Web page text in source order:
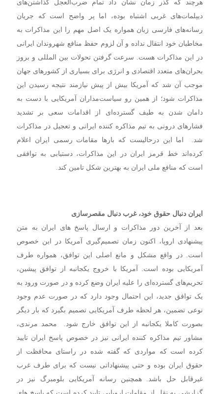
هرچند که گذر زمان نشان داد تمام ضرب‌العجل گذاشتن‌های
دیپلمات‌های غربی اشتباه بوده، اما پر واضح است که جریان
رسانه‌های فارسی زبان همواره یک اصل مهم را این مذاکرات به
مخاطبان خود انتقال نداده و آن لزوم حفظ منافع شهروندان ایرانی
در این مذاکرات هست. سرعت گرفتن تحولات بین المللی و بروز
بحران‌های متعدد اقتصادی و انرژی برای بسیاری از کشورهای جهان
موجب آن شد که آمریکا بیش از پیش نیازمند نتیجه رسیدن این
مذاکرات شود؛ از همین رو سیاست‌مداران آمریکایی با دست به
دامان شدن به طیف گسترده‌ای از اقدامات سعی بر تشدید
فشارهای درونی به تیم مذاکره کننده ایرانی و تعجیل در مذاکرات
شد. اما این درحالیست که بارها مقامات رسمی ایران اعلام
کرده‌اند خط قرمز ایران در این مذاکرات،‌ دستیابی به توافقی
است که منافع ملی ایران به بهترین شکل تامین کند.
ایران دنبال حقوق خود، غرب دنبال مقصرسازی
بعد از آخرین دور مذاکرات و ارسال پاسخ های ایران به متن
پیشنهادی اروپا، اکنون زمان تصمیم‌گیری آمریکا در این خصوص
است. در واقع مشکل و مانع اصلی این توافق، همواره طرف
آمریکایی بوده است. آمریکا با خروج یکجانبه از توافق پیشین،
تحریم‌های گسترده‌ای را علیه ایران وضع کرده و در صورت ورود به
یک توافق جدید، این احتمال وجود دارد که در صورت عدم وجود
نوعی تضمین، هر لحظه طرف آمریکایی تصمیم بگیرد که بار دیگر
بصورت کاملا یکجانبه از این توافق خارج شود. محمد مرندی،
مشاور تیم مذاکره کننده ایرانی نیز در خصوص پاسخ ایران تایید
کرده است که مواردی که گفته شده در راستای محافظت از
حقوق ایران بوده و حتی پیشنهاداتی نیست که برای طرف غرب
غیرقابل حل باشد. همچنین رسانه آمریکایی بلومبرگ نیز در
گزارشی به نقل از مقامات اروپایی تایید کرده است که پاسخ های